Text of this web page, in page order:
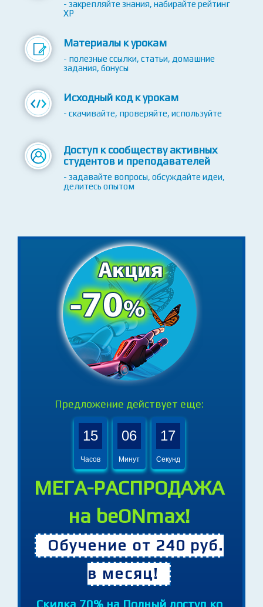
более 1170+ тестов и
практических заданий
- закрепляйте знания, набирайте рейтинг
XP
Материалы к урокам
- полезные ссылки, статьи, домашние
задания, бонусы
- скачивайте, проверяйте, используйте
Доступ к сообществу активных
студентов и преподавателей
Предложение действует еще:
15
Часов
06
Минут
15
Секунд
МЕГА-РАСПРОДАЖА
на beONmax!
Обучение от 240 руб.